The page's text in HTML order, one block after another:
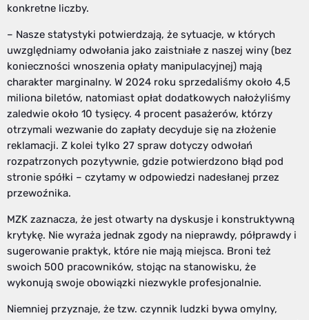
konkretne liczby.
– Nasze statystyki potwierdzają, że sytuacje, w których
uwzględniamy odwołania jako zaistniałe z naszej winy (bez
konieczności wnoszenia opłaty manipulacyjnej) mają
charakter marginalny. W 2024 roku sprzedaliśmy około 4,5
miliona biletów, natomiast opłat dodatkowych nałożyliśmy
zaledwie około 10 tysięcy. 4 procent pasażerów, którzy
otrzymali wezwanie do zapłaty decyduje się na złożenie
reklamacji. Z kolei tylko 27 spraw dotyczy odwołań
rozpatrzonych pozytywnie, gdzie potwierdzono błąd pod
stronie spółki – czytamy w odpowiedzi nadesłanej przez
przewoźnika.
MZK zaznacza, że jest otwarty na dyskusje i konstruktywną
krytykę. Nie wyraża jednak zgody na nieprawdy, półprawdy i
sugerowanie praktyk, które nie mają miejsca. Broni też
swoich 500 pracowników, stojąc na stanowisku, że
wykonują swoje obowiązki niezwykle profesjonalnie.
Niemniej przyznaje, że tzw. czynnik ludzki bywa omylny,